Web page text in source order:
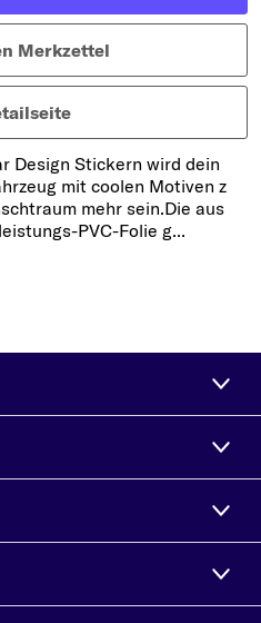
Merkzettel
Design Stickern wird dein
mit coolen Motiven z
mehr sein.Die aus
PVC-Folie g...